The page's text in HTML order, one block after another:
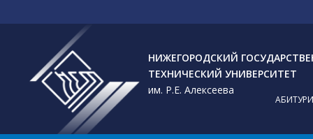
НИЖЕГОРОДСКИЙ
ТЕХНИЧЕСКИЙ УНИВЕРСИТЕТ
им. Р.Е. Алексеева